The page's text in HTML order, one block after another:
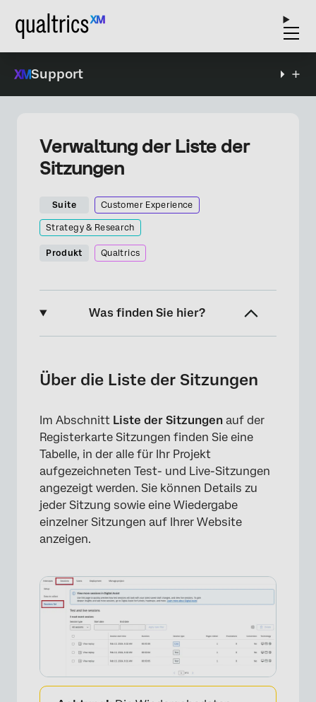
Support
Verwaltung der Liste der
Sitzungen
Suite Customer Experience
Strategy & Research
Produkt Qualtrics
Was finden Sie hier?
Sitzungen filtern
Auswählen der anzuzeigenden Spalten
Verfügbare Informationen zur Sitzung
Anzeigen von Aufzeichnungen
Löschen von Sitzungen
Über die Liste der Sitzungen
Im Abschnitt Liste der Sitzungen auf der
Registerkarte Sitzungen finden Sie eine
Tabelle, in der alle für Ihr Projekt
aufgezeichneten Test- und Live-Sitzungen
angezeigt werden. Sie können Details zu
jeder Sitzung sowie eine Wiedergabe
einzelner Sitzungen auf Ihrer Website
anzeigen.